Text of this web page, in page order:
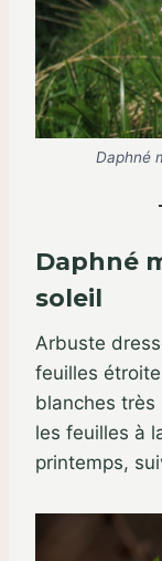
Daphné
Daphné
soleil
Arbuste
feuilles
blanches
les feuilles à
printemps,